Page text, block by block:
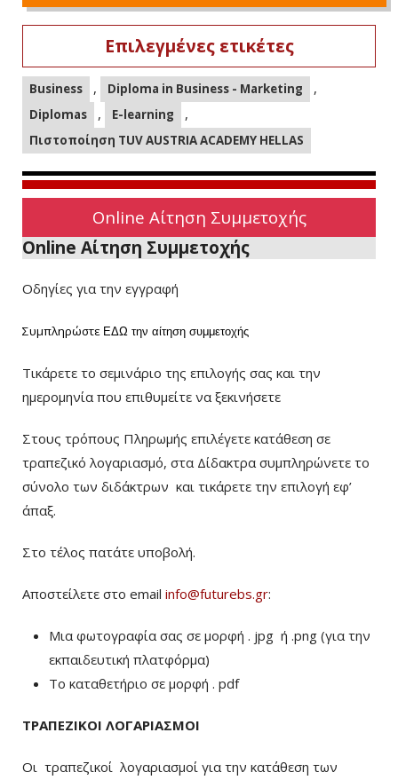
Επιλεγμένες ετικέτες
Business , Diploma in Business - Marketing ,
Diplomas , E-learning ,
Πιστοποίηση TUV AUSTRIA ACADEMY HELLAS
Online Αίτηση Συμμετοχής
Online Αίτηση Συμμετοχής
Οδηγίες για την εγγραφή
Συμπληρώστε ΕΔΩ την αίτηση συμμετοχής
Τικάρετε το σεμινάριο της επιλογής σας και την
ημερομηνία που επιθυμείτε να ξεκινήσετε
Στους τρόπους Πληρωμής επιλέγετε κατάθεση σε
τραπεζικό λογαριασμό, στα Δίδακτρα συμπληρώνετε το
σύνολο των διδάκτρων και τικάρετε την επιλογή εφ’
άπαξ.
Στο τέλος πατάτε υποβολή.
Αποστείλετε στο email info@futurebs.gr:
Μια φωτογραφία σας σε μορφή . jpg ή .png (για την
εκπαιδευτική πλατφόρμα)
To καταθετήριο σε μορφή . pdf
ΤΡΑΠΕΖΙΚΟΙ ΛΟΓΑΡΙΑΣΜΟΙ
Οι τραπεζικοί λογαριασμοί για την κατάθεση των